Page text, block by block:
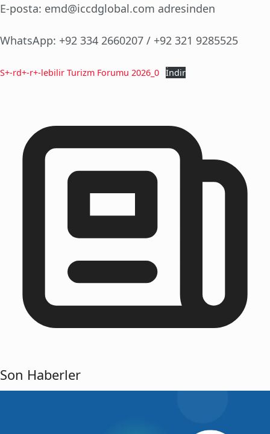
E-posta: emd@iccdglobal.com adresinden
WhatsApp: +92 334 2660207 / +92 321 9285525
S+-rd+-r+-lebilir Turizm Forumu 2026_0 İndir
Son Haberler